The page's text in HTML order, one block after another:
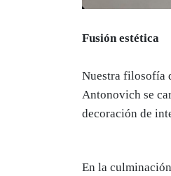
Fusión estética
Nuestra filosofía
Antonovich se
decoración de
En la